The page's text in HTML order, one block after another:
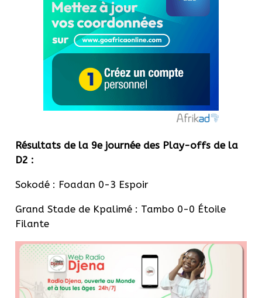
Résultats de la 9e journée des Play-offs de la
D2 :
Sokodé : Foadan 0-3 Espoir
Grand Stade de Kpalimé : Tambo 0-0 Étoile
Filante